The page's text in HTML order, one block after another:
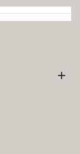
です😍 今後
です。こちら